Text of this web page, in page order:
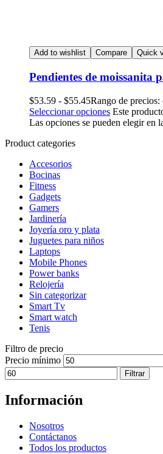
Add to wishlist Compare Quick
Pendientes de moissanita
$53.59 - $55.45Rango de precios:
Seleccionar opciones Este
Las opciones se pueden elegir en
Product categories
Accesorios
Bocinas
Fitness
Gadgets
Gamers
Jardinería
Joyería oro y plata
Juguetes para niños
Laptops
Mobile Phones
Power banks
Relojería
Sin categorizar
Smart Tv
Smart watch
Tenis
Filtro de precio
Precio mínimo
Filtrar
Información
Nosotros
Contáctanos
Todos los productos